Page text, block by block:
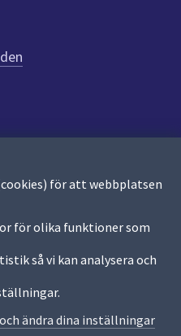
för att webbplatsen
för olika funktioner som
så vi kan analysera och
ändra dina inställningar